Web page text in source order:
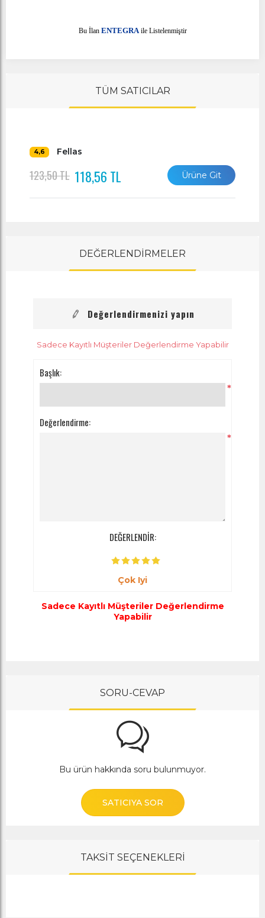
Bu İlan ENTEGRAile Listelenmiştir
TÜM SATICILAR
4,6 Fellas
123,50 TL 118,56 TL Ürüne Git
DEĞERLENDİRMELER
Değerlendirmenizi yapın
Sadece Kayıtlı Müşteriler Değerlendirme Yapabilir
Başlık:
*
Değerlendirme:
*
DEĞERLENDİR:
Çok Iyi
Sadece Kayıtlı Müşteriler Değerlendirme
Yapabilir
SORU-CEVAP
Bu ürün hakkında soru bulunmuyor.
SATICIYA SOR
TAKSİT SEÇENEKLERİ